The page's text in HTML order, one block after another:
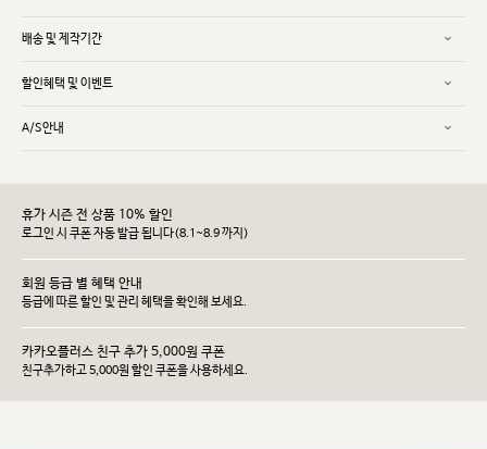
배송 및 제작기간
할인혜택 및 이벤트
A/S안내
휴가 시즌 전 상품 10% 할인
로그인 시 쿠폰 자동 발급 됩니다(8.1~8.9 까지)
회원 등급 별 혜택 안내
등급에 따른 할인 및 관리 헤택을 확인해 보세요.
카카오플러스 친구 추가 5,000원 쿠폰
친구추가하고 5,000원 할인 쿠폰을 사용하세요.